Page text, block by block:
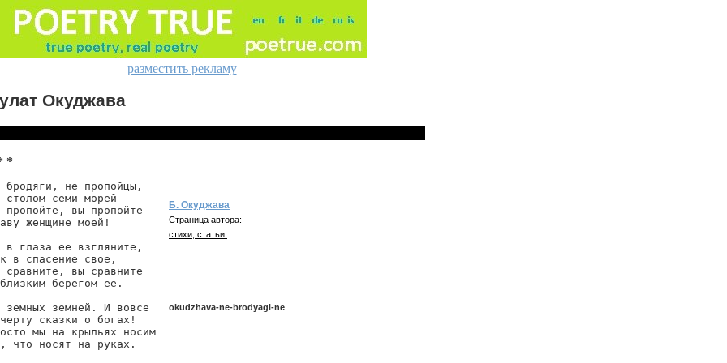
разместить рекламу
Окуджава
*
бродяги, не пропойцы,
столом семи морей
пропойте, вы пропойте
женщине моей!
в глаза ее взгляните,
в спасение свое,
сравните, вы сравните
берегом ее.
земных земней. И вовсе
сказки о богах!
мы на крыльях носим
что носят на руках.
Б. Окуджава
Страница автора:
стихи, статьи.
okudzhava-ne-brodyagi-ne